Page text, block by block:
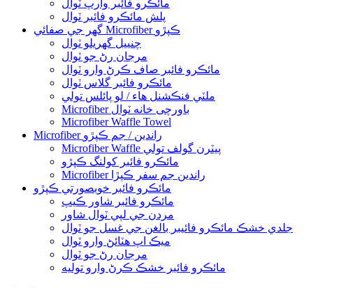
مائڪرو فائبر وارپ ٽوال
پلش مائڪرو فائبر ٽوال
گھر جي صفائي Microfiber ڪپڙو
چنييل گهريلو ٽوال
مرجان رڻ جو ٽوال
مائڪرو فائبر صاف ڪرڻ وارو ٽوال
مائڪرو فائبر گلاس ٽوال
ملٽي فنڪشنل هاء / لو پائلس تولي
Microfiber باورچی خانه ٽوال
Microfiber Waffle Towel
Microfiber راندين / جم ڪپڙو
Microfiber Waffle پيٽرن گولف تولي
مائڪرو فائبر کولنگ ڪپڙو
Microfiber راندين جم سفر ڪپڙا
مائڪرو فائبر خوبصورتي ڪپڙو
مائڪرو فائبر شاور ڪيپ
مردن جي لپي ٽوال شاور
جلدي خشڪ مائڪرو فائيبر بالغن جي غسل جو ٽوال
ميڪ اپ هٽائڻ وارو ٽوال
مرجان رڻ جو ٽوال
مائڪرو فائبر خشڪ ڪرڻ وارو توليه